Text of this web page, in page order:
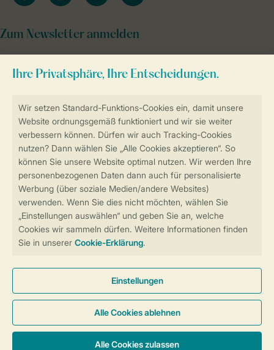
Sicherstellung Deiner Privatsphäre
Sicher und schnell zur Online-Buchung
Sichere Datenübertragung
Sicheres Bezahlen
Zum Newsletter anmelden
Cookies und Banner
Barrierefreiheit
© 2026 Landal GreenParks GmbH